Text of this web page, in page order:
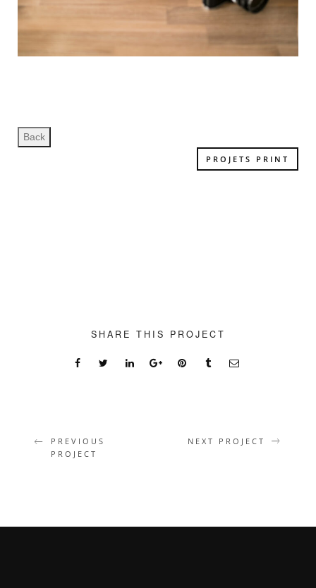
PROJETS PRINT
SHARE THIS PROJECT
PREVIOUS
PROJECT
NEXT PROJECT